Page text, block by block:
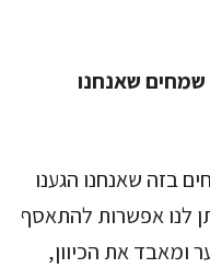
שמחים שאנחנו
בזה שאנחנו הגענו
לנו אפשרות להתאסף
ומאבד את הכיוון,